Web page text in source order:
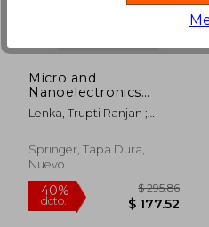
40%
dcto. $ 177.52
Micro and
Nanoelectronics
Devices, Circuits and
Systems: Select
Mndcs 2021 (en
Inglés)
Lenka, Trupti Ranjan ;
Biswas, Arindam
Springer, Tapa Dura,
Nuevo